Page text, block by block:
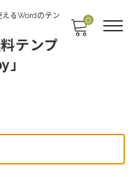
るWordのテン
テンプ
0